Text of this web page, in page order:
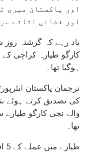
اور پاکستان میری
اور فضائی اثاثے
یاد رہے کہ گزشتہ روز
کارگو طیارہ کراچی کے
ہوگیا تھا۔
ترجمان پاکستان
کی تصدیق کرتے ہوئے
والے نجی کارگو طیارے
تھا۔
طیارے میں عملے کے 5 افراد سوار تھے۔